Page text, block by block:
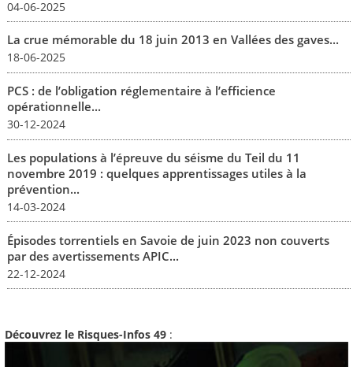
04-06-2025
La crue mémorable du 18 juin 2013 en Vallées des gaves...
18-06-2025
PCS : de l’obligation réglementaire à l’efficience
opérationnelle...
30-12-2024
Les populations à l’épreuve du séisme du Teil du 11
novembre 2019 : quelques apprentissages utiles à la
prévention...
14-03-2024
Épisodes torrentiels en Savoie de juin 2023 non couverts
par des avertissements APIC...
22-12-2024
Découvrez le Risques-Infos 49 :